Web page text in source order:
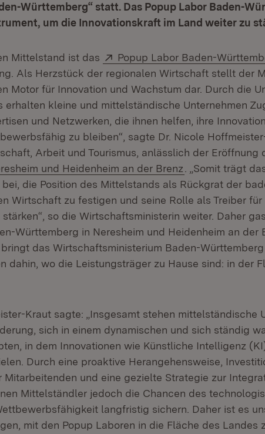
Württemberg“ statt. Das Popup Labor Baden-
um die Innovationskraft im Land weiter zu
Mittelstand ist das Extern:
Popup Labor Baden-
Als Herzstück der regionalen Wirtschaft stellt der
Motor für Innovation und Wachstum dar. Durch die
erhalten kleine und mittelständische Unternehmen
und Netzwerken, die ihnen helfen, ihre
zu bleiben“, sagte Dr. Nicole
Arbeit und Tourismus, anlässlich der Eröffnung
und Heidenheim an der Brenz (Öffnet in
. „Somit trägt
die Position des Mittelstands als Rückgrat der
Wirtschaft zu festigen und seine Rolle als Treiber für
so die Wirtschaftsministerin weiter. Daher
Württemberg in Neresheim und Heidenheim an der
das Wirtschaftsministerium Baden-Württemberg
dahin, wo die Leistungsträger zu Hause sind: in der
Kraut sagte: „Insgesamt stehen mittelständische
sich in einem dynamischen und sich ständig
in dem Innovationen wie Künstliche Intelligenz
Durch eine proaktive Herangehensweise,
Mitarbeitenden und eine gezielte Strategie zur
Mittelständler jedoch die Chancen des
langfristig sichern. Daher ist es
mit den Popup Laboren in die Fläche des Landes